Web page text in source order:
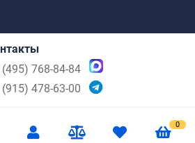
(495) 768-84-84
(915) 478-63-00
0